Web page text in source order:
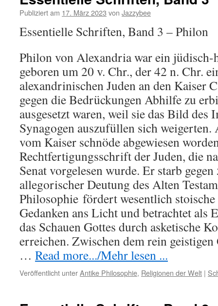
Publiziert am 17. März 2023 von Jazzybee
Essentielle Schriften, Band 3 – Philon
Philon von Alexandria war ein jüdisch-
geboren um 20 v. Chr., der 42 n. Chr.
alexandrinischen Juden an den Kaiser
gegen die Bedrückungen Abhilfe zu
ausgesetzt waren, weil sie das Bild des
Synagogen auszufüllen sich weigerten.
vom Kaiser schnöde abgewiesen
Rechtfertigungsschrift der Juden, die
Senat vorgelesen wurde. Er starb
allegorischer Deutung des Alten
Philosophie fördertwesentlich
Gedanken ans Licht und betrachtet als
das Schauen Gottes durch asketische
erreichen. Zwischen dem rein
… Read more.../Mehr lesen ...
Veröffentlicht unterAntike Philosophie, Religionen der Welt |